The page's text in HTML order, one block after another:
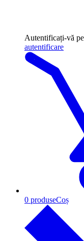
Autentificați-vă
autentificare
0 produseCoș